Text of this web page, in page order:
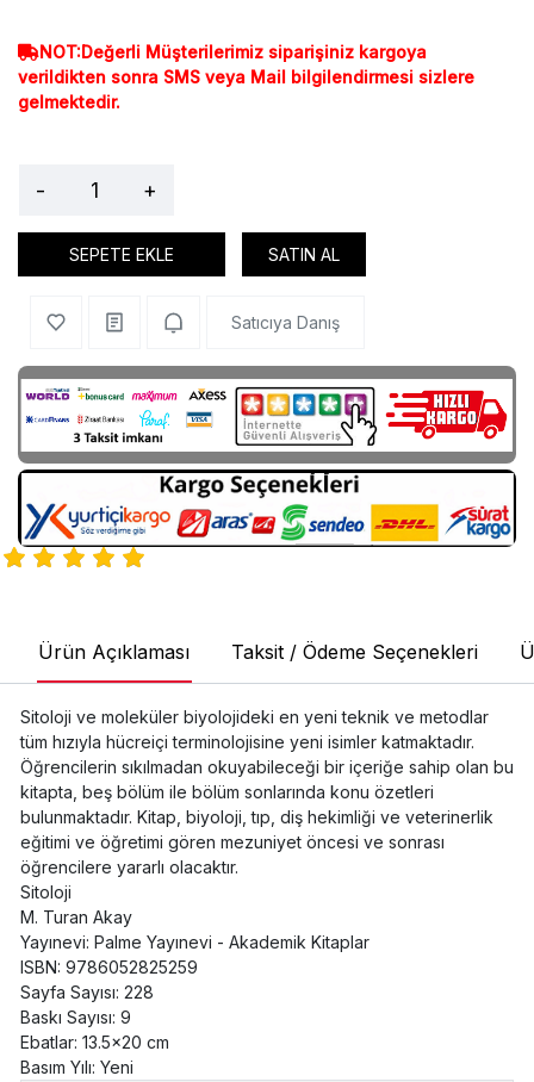
NOT:Değerli Müşterilerimiz siparişiniz kargoya
verildikten sonra SMS veya Mail bilgilendirmesi sizlere
gelmektedir.
- +
SEPETE EKLE SATIN AL
Satıcıya Danış
Ürün Açıklaması Taksit / Ödeme Seçenekleri
Sitoloji ve moleküler biyolojideki en yeni teknik ve metodlar
tüm hızıyla hücreiçi terminolojisine yeni isimler katmaktadır.
Öğrencilerin sıkılmadan okuyabileceği bir içeriğe sahip olan bu
kitapta, beş bölüm ile bölüm sonlarında konu özetleri
bulunmaktadır. Kitap, biyoloji, tıp, diş hekimliği ve veterinerlik
eğitimi ve öğretimi gören mezuniyet öncesi ve sonrası
öğrencilere yararlı olacaktır.
Sitoloji
M. Turan Akay
Yayınevi: Palme Yayınevi - Akademik Kitaplar
ISBN: 9786052825259
Sayfa Sayısı: 228
Baskı Sayısı: 9
Ebatlar: 13.5x20 cm
Basım Yılı: Yeni